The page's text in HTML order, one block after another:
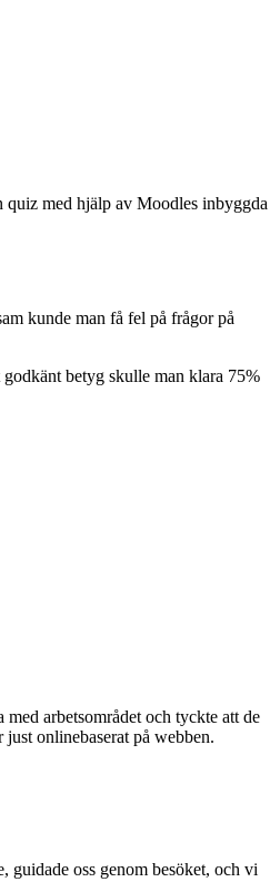
quiz med hjälp av Moodles inbyggda
kunde man få fel på frågor på
betyg skulle man klara 75%
arbetsområdet och tyckte att de
onlinebaserat på webben.
guidade oss genom besöket, och vi